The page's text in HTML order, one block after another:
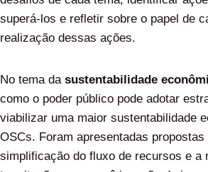
superá-los e refletir sobre o papel de
realização dessas ações.
No tema dasustentabilidade
como o poder público pode adotar
viabilizar uma maior sustentabilidade
OSCs. Foram apresentadas propostas
simplificação do fluxo de recursos e a